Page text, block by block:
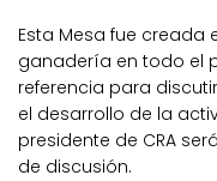
Esta Mesa fue creada
ganadería en todo el
referencia para
el desarrollo de la
presidente de CRA
de discusión.